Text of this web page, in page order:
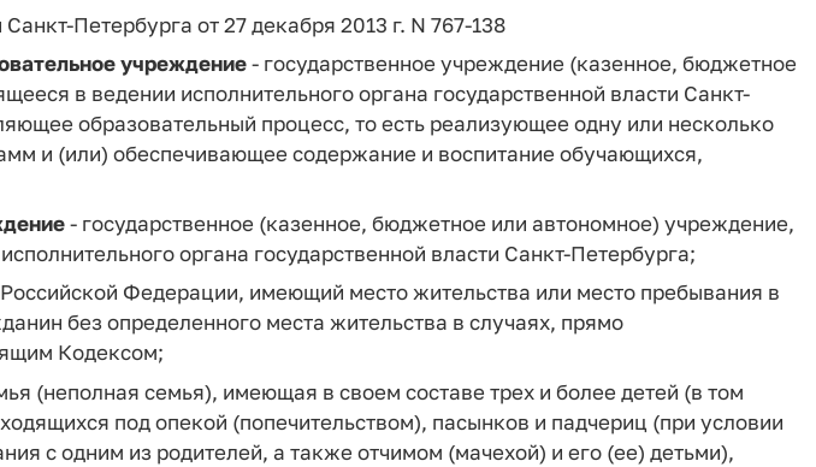
Петербурга от 27 декабря 2013 г. N 767-138
учреждение- государственное учреждение (казенное, бюджетное
в ведении исполнительного органа государственной власти Санкт-
образовательный процесс, то есть реализующее одну или несколько
и (или) обеспечивающее содержание и воспитание обучающихся,
- государственное (казенное, бюджетное или автономное) учреждение,
органа государственной власти Санкт-Петербурга;
Федерации, имеющий место жительства или место пребывания в
без определенного места жительства в случаях, прямо
Кодексом;
(неполная семья), имеющая в своем составе трех и более детей (в том
под опекой (попечительством), пасынков и падчериц (при условии
с одним из родителей, а также отчимом (мачехой) и его (ее) детьми),